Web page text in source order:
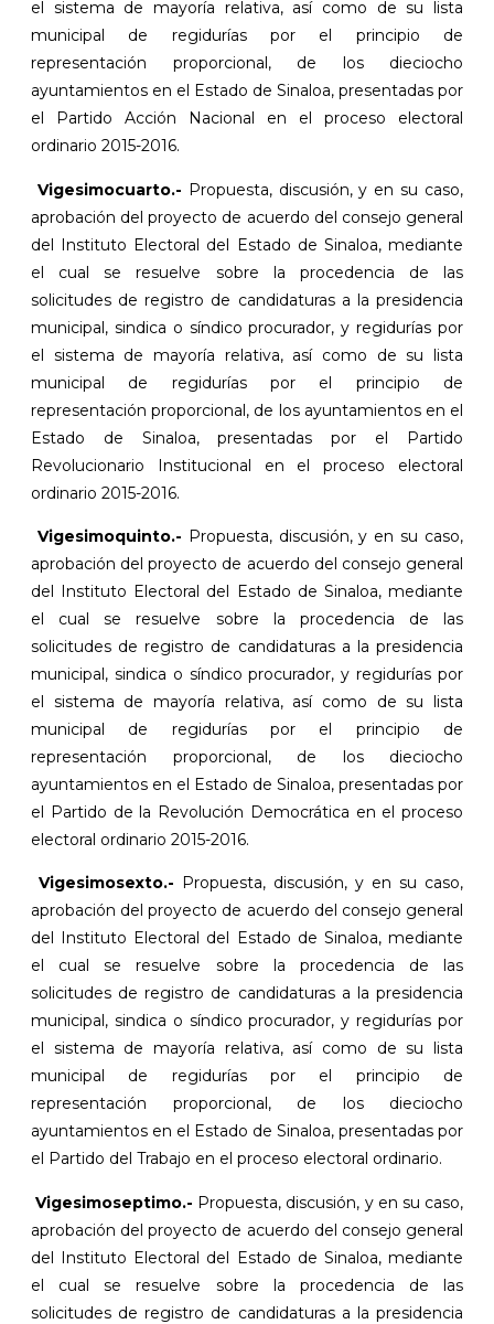
el sistema de mayoría relativa, así como de su lista
municipal de regidurías por el principio de
representación proporcional, de los dieciocho
ayuntamientos en el Estado de Sinaloa, presentadas por
el Partido Acción Nacional en el proceso electoral
ordinario 2015-2016.
Vigesimocuarto.- Propuesta, discusión, y en su caso,
aprobación del proyecto de acuerdo del consejo general
del Instituto Electoral del Estado de Sinaloa, mediante
el cual se resuelve sobre la procedencia de las
solicitudes de registro de candidaturas a la presidencia
municipal, sindica o síndico procurador, y regidurías por
el sistema de mayoría relativa, así como de su lista
municipal de regidurías por el principio de
representación proporcional, de los ayuntamientos en el
Estado de Sinaloa, presentadas por el Partido
Revolucionario Institucional en el proceso electoral
ordinario 2015-2016.
Vigesimoquinto.- Propuesta, discusión, y en su caso,
aprobación del proyecto de acuerdo del consejo general
del Instituto Electoral del Estado de Sinaloa, mediante
el cual se resuelve sobre la procedencia de las
solicitudes de registro de candidaturas a la presidencia
municipal, sindica o síndico procurador, y regidurías por
el sistema de mayoría relativa, así como de su lista
municipal de regidurías por el principio de
representación proporcional, de los dieciocho
ayuntamientos en el Estado de Sinaloa, presentadas por
el Partido de la Revolución Democrática en el proceso
electoral ordinario 2015-2016.
Vigesimosexto.-
Propuesta, discusión, y en su caso,
aprobación del proyecto de acuerdo del consejo general
del Instituto Electoral del Estado de Sinaloa, mediante
el cual se resuelve sobre la procedencia de las
solicitudes de registro de candidaturas a la presidencia
municipal, sindica o síndico procurador, y regidurías por
el sistema de mayoría relativa, así como de su lista
municipal de regidurías por el principio de
representación proporcional, de los dieciocho
ayuntamientos en el Estado de Sinaloa, presentadas por
el Partido del Trabajo en el proceso electoral ordinario.
Vigesimoseptimo.- Propuesta, discusión, y en su caso,
aprobación del proyecto de acuerdo del consejo general
del Instituto Electoral del Estado de Sinaloa, mediante
el cual se resuelve sobre la procedencia de las
solicitudes de registro de candidaturas a la presidencia